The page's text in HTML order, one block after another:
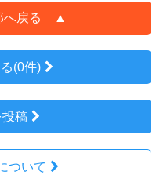
へ戻る ▲
(0件)
投稿
ついて